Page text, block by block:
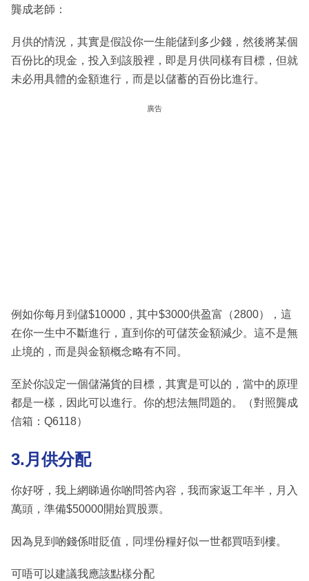
龔成老師：
月供的情況，其實是假設你一生能儲到多少錢，然後將某個
百份比的現金，投入到該股裡，即是月供同樣有目標，但就
未必用具體的金額進行，而是以儲蓄的百份比進行。
廣告
例如你每月到儲$10000，其中$3000供盈富（2800），這
在你一生中不斷進行，直到你的可儲茨金額減少。這不是無
止境的，而是與金額概念略有不同。
至於你設定一個儲滿貨的目標，其實是可以的，當中的原理
都是一樣，因此可以進行。你的想法無問題的。（對照龔成
信箱：Q6118）
3.月供分配
你好呀，我上網睇過你啲問答內容，我而家返工年半，月入
萬頭，準備$50000開始買股票。
因為見到啲錢係咁貶值，同埋份糧好似一世都買唔到樓。
可唔可以建議我應該點樣分配